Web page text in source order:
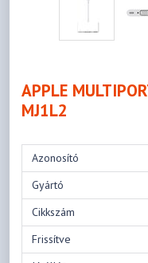
APPLE
MJ1L2
Azonosító
Gyártó
Cikkszám
Frissítve